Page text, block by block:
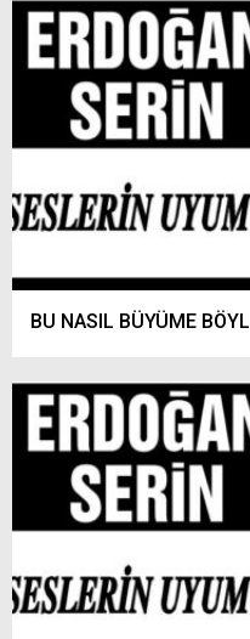
BU NASIL BÜYÜME